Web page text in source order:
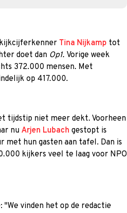
kijkcijferkenner Tina Nijkamp tot
doet dan Op1. Vorige week
372.000 mensen. Met
op 417.000.
tijdstip niet meer dekt. Voorheen
nu Arjen Lubach gestopt is
met hun gasten aan tafel. Dan is
kijkers veel te laag voor NPO
"We vinden het op de redactie